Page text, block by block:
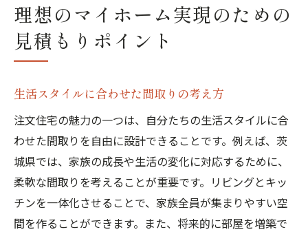
理想のマイホーム実現のための
見積もりポイント
生活スタイルに合わせた間取りの考え方
注文住宅の魅力の一つは、自分たちの生活スタイルに合
わせた間取りを自由に設計できることです。例えば、茨
城県では、家族の成長や生活の変化に対応するために、
柔軟な間取りを考えることが重要です。リビングとキッ
チンを一体化させることで、家族全員が集まりやすい空
間を作ることができます。また、将来的に部屋を増築で